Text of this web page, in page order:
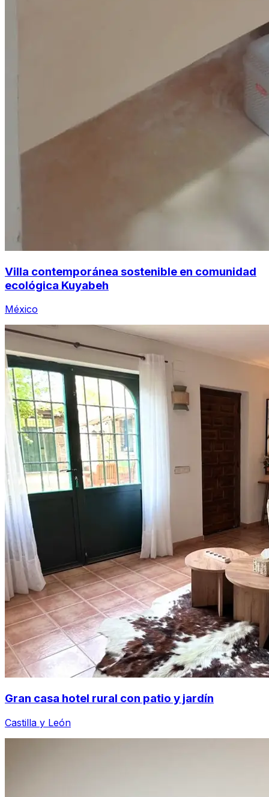
Villa contemporánea sostenible en comunidad
ecológica Kuyabeh
México
Gran casa hotel rural con patio y jardín
Castilla y León